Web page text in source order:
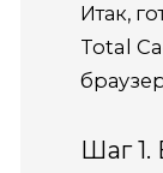
Итак,
Total
Шаг 1.